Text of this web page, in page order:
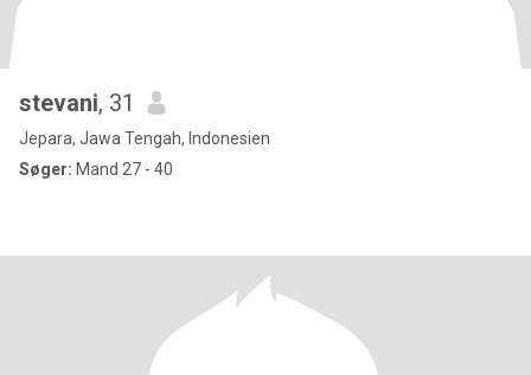
stevani, 31
Jepara, Jawa Tengah, Indonesien
Søger: Mand 27 - 40